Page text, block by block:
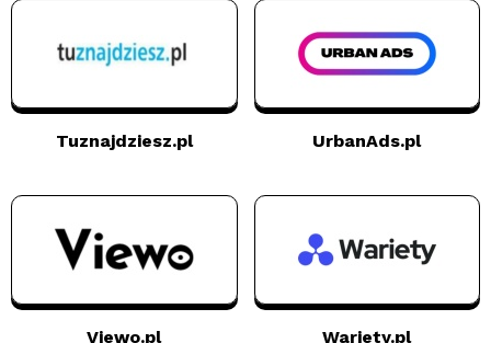
Tuznajdziesz.pl UrbanAds.pl
Viewo.pl Wariety.pl